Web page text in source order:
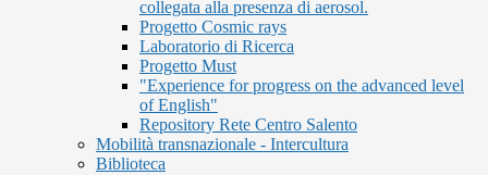
collegata alla presenza di aerosol.
Progetto Cosmic rays
Laboratorio di Ricerca
Progetto Must
"Experience for progress on the advanced level
of English"
Repository Rete Centro Salento
Mobilità transnazionale - Intercultura
Biblioteca